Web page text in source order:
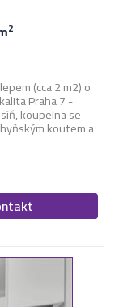
2
(cca 2 m2) o
Praha 7 -
koupelna se
koutem a